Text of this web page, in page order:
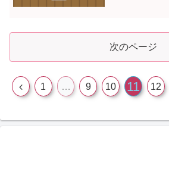
次のページ
1 … 9 10 11 12